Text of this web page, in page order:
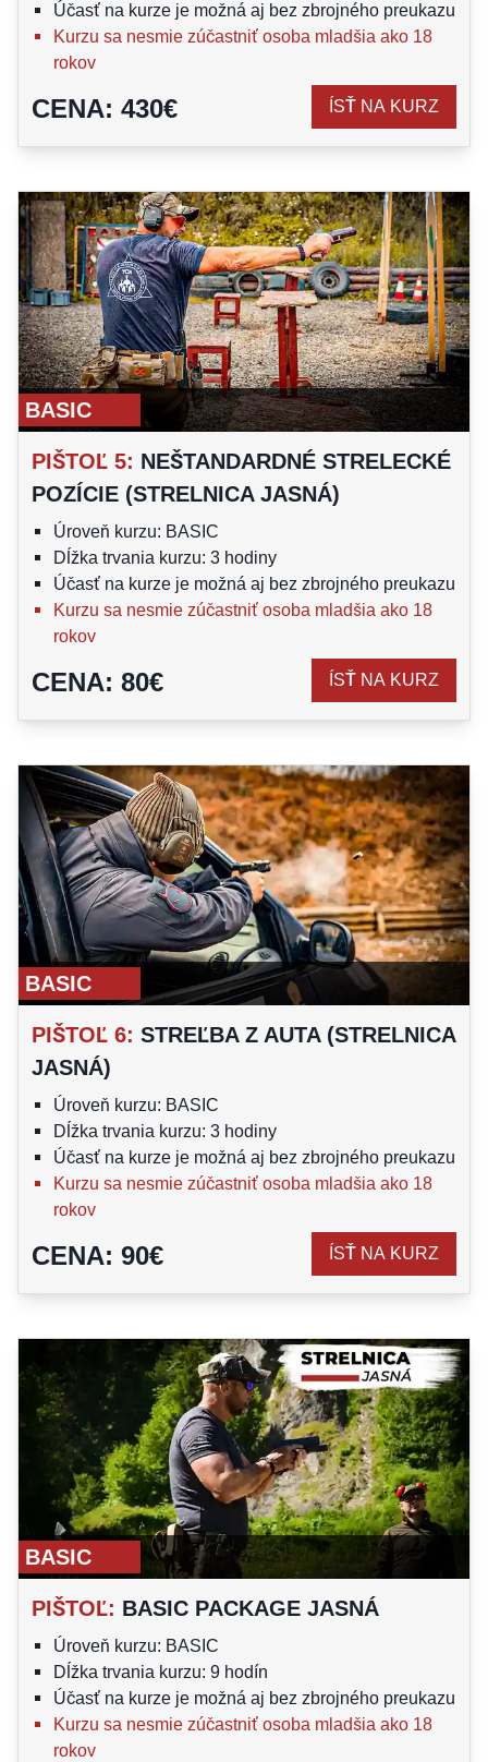
Účasť na kurze je možná aj bez zbrojného preukazu
Kurzu sa nesmie zúčastniť osoba mladšia ako 18
rokov
CENA: 430€ ÍSŤ NA KURZ
BASIC
PIŠTOĽ 5: NEŠTANDARDNÉ STRELECKÉ
POZÍCIE (STRELNICA JASNÁ)
Úroveň kurzu: BASIC
Dĺžka trvania kurzu: 3 hodiny
Účasť na kurze je možná aj bez zbrojného preukazu
Kurzu sa nesmie zúčastniť osoba mladšia ako 18
rokov
CENA: 80€ ÍSŤ NA KURZ
BASIC
PIŠTOĽ 6: STREĽBA Z AUTA (STRELNICA
JASNÁ)
Úroveň kurzu: BASIC
Dĺžka trvania kurzu: 3 hodiny
Účasť na kurze je možná aj bez zbrojného preukazu
Kurzu sa nesmie zúčastniť osoba mladšia ako 18
rokov
CENA: 90€ ÍSŤ NA KURZ
BASIC
PIŠTOĽ: BASIC PACKAGE JASNÁ
Úroveň kurzu: BASIC
Dĺžka trvania kurzu: 9 hodín
Účasť na kurze je možná aj bez zbrojného preukazu
Kurzu sa nesmie zúčastniť osoba mladšia ako 18
rokov